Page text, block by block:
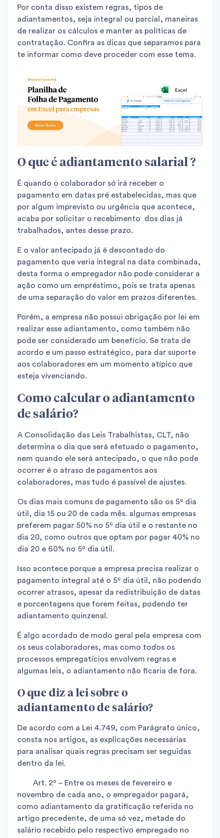
Por conta disso existem regras, tipos de
adiantamentos, seja integral ou parcial, maneiras
de realizar os cálculos e manter as políticas de
contratação. Confira as dicas que separamos para
te informar como deve proceder com esse tema.
O que é adiantamento salarial ?
É quando o colaborador só irá receber o
pagamento em datas pré estabelecidas, mas que
por algum imprevisto ou urgência que acontece,
acaba por solicitar o recebimento dos dias já
trabalhados, antes desse prazo.
E o valor antecipado já é descontado do
pagamento que veria integral na data combinada,
desta forma o empregador não pode considerar a
ação como um empréstimo, pois se trata apenas
de uma separação do valor em prazos diferentes.
Porém, a empresa não possui obrigação por lei em
realizar esse adiantamento, como também não
pode ser considerado um benefício. Se trata de
acordo e um passo estratégico, para dar suporte
aos colaboradores em um momento atípico que
esteja vivenciando.
Como calcular o adiantamento
de salário?
A Consolidação das Leis Trabalhistas, CLT, não
determina o dia que será efetuado o pagamento,
nem quando ele será antecipado, o que não pode
ocorrer é o atraso de pagamentos aos
colaboradores, mas tudo é passível de ajustes.
Os dias mais comuns de pagamento são os 5º dia
útil, dia 15 ou 20 de cada mês. algumas empresas
preferem pagar 50% no 5º dia útil e o restante no
dia 20, como outros que optam por pagar 40% no
dia 20 e 60% no 5º dia útil.
Isso acontece porque a empresa precisa realizar o
pagamento integral até o 5º dia útil, não podendo
ocorrer atrasos, apesar da redistribuição de datas
e porcentagens que forem feitas, podendo ter
adiantamento quinzenal.
É algo acordado de modo geral pela empresa com
os seus colaboradores, mas como todos os
processos empregatícios envolvem regras e
algumas leis, o adiantamento não ficaria de fora.
O que diz a lei sobre o
adiantamento de salário?
De acordo com a Lei 4.749, com Parágrafo único,
consta nos artigos, as explicações necessárias
para analisar quais regras precisam ser seguidas
dentro da lei.
Art. 2º – Entre os meses de fevereiro e
novembro de cada ano, o empregador pagará,
como adiantamento da gratificação referida no
artigo precedente, de uma só vez, metade do
salário recebido pelo respectivo empregado no